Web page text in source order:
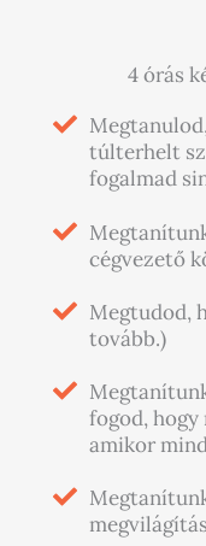
4 órás
túlterhelt
fogalmad
cégvezető
Megtudod,
tovább.)
fogod, hogy
amikor